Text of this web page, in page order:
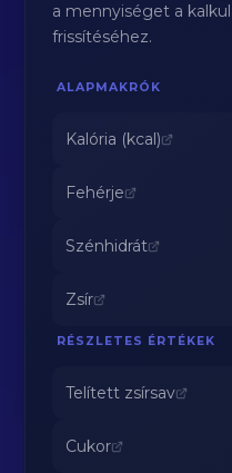
a mennyiséget a
frissítéséhez.
ALAPMAKRÓK
Kalória (kcal)
Fehérje
Szénhidrát
Zsír
RÉSZLETES ÉRTÉKEK
Telített zsírsav
Cukor